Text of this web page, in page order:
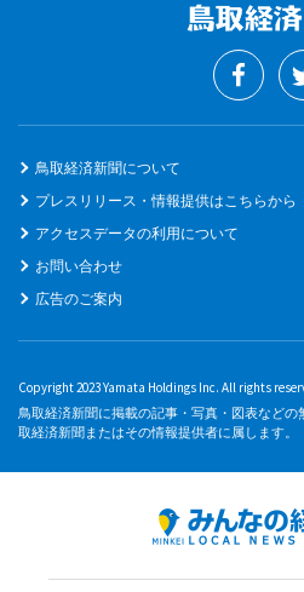
鳥取経済新聞について
プレスリリース・情報提供はこちらから
アクセスデータの利用について
お問い合わせ
広告のご案内
Copyright 2023 Yamata Holdings Inc. All rights
鳥取経済新聞に掲載の記事・写真・図表など
取経済新聞またはその情報提供者に属します。